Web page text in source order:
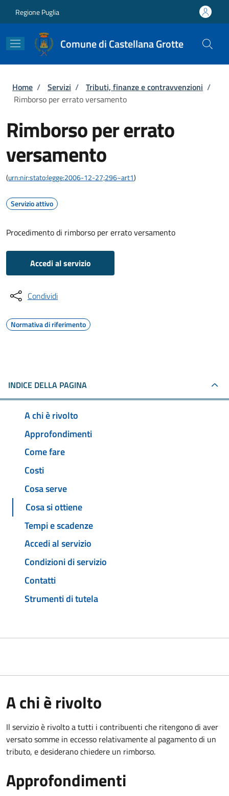
Regione Puglia
Comune di Castellana Grotte
Briciole di pane
Home / Servizi / Tributi, finanze e contravvenzioni /
Rimborso per errato versamento
Rimborso per errato
versamento
(urn:nir:stato:legge:2006-12-27;296~art1)
Servizio attivo
Procedimento di rimborso per errato versamento
Accedi al servizio
Condividi
Normativa di riferimento
INDICE DELLA PAGINA
A chi è rivolto
Approfondimenti
Come fare
Costi
Cosa serve
Cosa si ottiene
Tempi e scadenze
Accedi al servizio
Condizioni di servizio
Contatti
Strumenti di tutela
A chi è rivolto
Il servizio è rivolto a tutti i contribuenti che ritengono di aver
versato somme in eccesso relativamente al pagamento di un
tributo, e desiderano chiedere un rimborso.
Approfondimenti